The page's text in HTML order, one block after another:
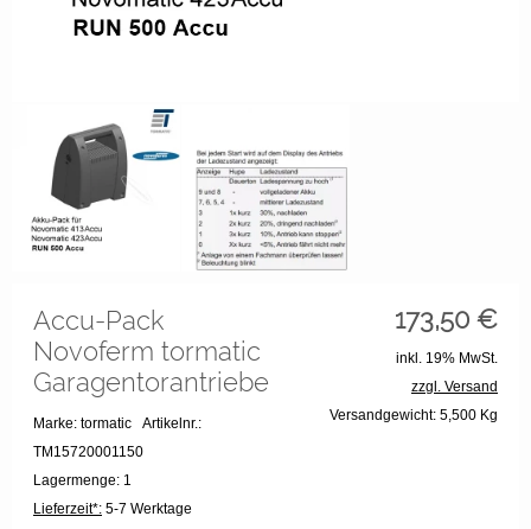
173,50 €
Accu-Pack
Novoferm tormatic
Garagentorantriebe
Marke: tormatic Artikelnr.:
TM15720001150
Lagermenge: 1
Lieferzeit*: 5-7 Werktage
inkl. 19% MwSt.
zzgl. Versand
Versandgewicht: 5,500 Kg